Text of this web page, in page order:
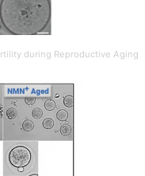
during Reproductive Aging